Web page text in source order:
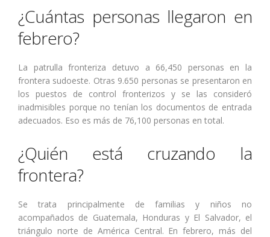
¿Cuántas personas llegaron en
febrero?
La patrulla fronteriza detuvo a 66,450 personas en la
frontera sudoeste. Otras 9.650 personas se presentaron en
los puestos de control fronterizos y se las consideró
inadmisibles porque no tenían los documentos de entrada
adecuados. Eso es más de 76,100 personas en total.
¿Quién está cruzando la
frontera?
Se trata principalmente de familias y niños no
acompañados de Guatemala, Honduras y El Salvador, el
triángulo norte de América Central. En febrero, más del